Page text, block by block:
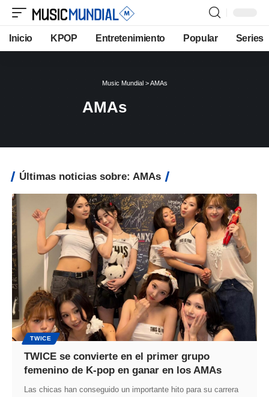
Inicio KPOP Entretenimiento Popular Series
Music Mundial>AMAs
AMAs
Últimas noticias sobre: AMAs
TWICE
TWICE se convierte en el primer grupo
femenino de K-pop en ganar en los AMAs
Las chicas han conseguido un importante hito para su carrera